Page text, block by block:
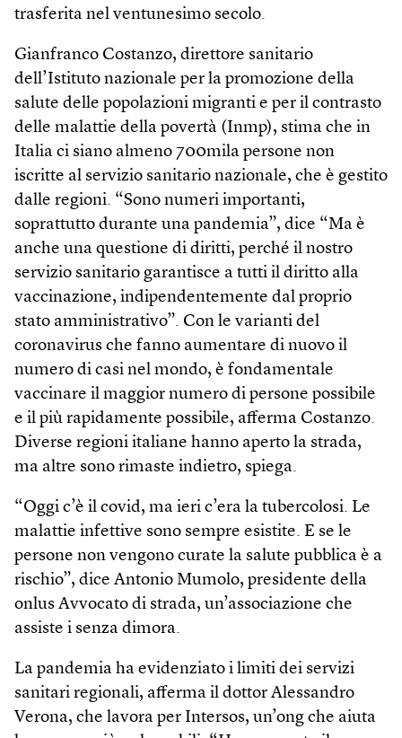
trasferita nel ventunesimo secolo.
Gianfranco Costanzo, direttore sanitario
dell’Istituto nazionale per la promozione della
salute delle popolazioni migranti e per il contrasto
delle malattie della povertà (Inmp), stima che in
Italia ci siano almeno 700mila persone non
iscritte al servizio sanitario nazionale, che è gestito
dalle regioni. “Sono numeri importanti,
soprattutto durante una pandemia”, dice “Ma è
anche una questione di diritti, perché il nostro
servizio sanitario garantisce a tutti il diritto alla
vaccinazione, indipendentemente dal proprio
stato amministrativo”. Con le varianti del
coronavirus che fanno aumentare di nuovo il
numero di casi nel mondo, è fondamentale
vaccinare il maggior numero di persone possibile
e il più rapidamente possibile, afferma Costanzo.
Diverse regioni italiane hanno aperto la strada,
ma altre sono rimaste indietro, spiega.
“Oggi c’è il covid, ma ieri c’era la tubercolosi. Le
malattie infettive sono sempre esistite. E se le
persone non vengono curate la salute pubblica è a
rischio”, dice Antonio Mumolo, presidente della
onlus Avvocato di strada, un’associazione che
assiste i senza dimora.
La pandemia ha evidenziato i limiti dei servizi
sanitari regionali, afferma il dottor Alessandro
Verona, che lavora per Intersos, un’ong che aiuta